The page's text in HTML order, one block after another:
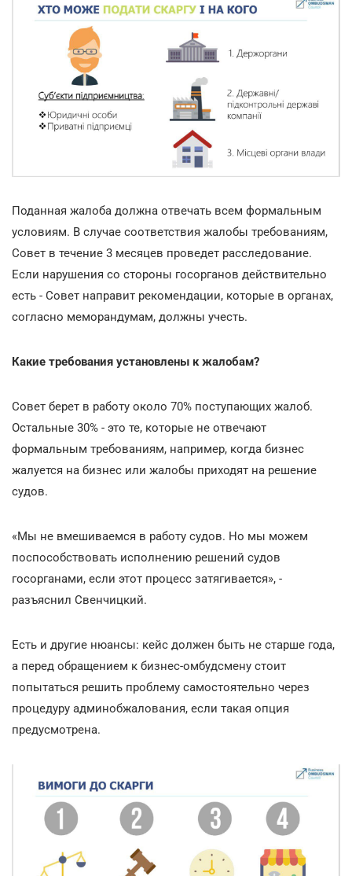
Поданная жалоба должна отвечать всем формальным
условиям. В случае соответствия жалобы требованиям,
Совет в течение 3 месяцев проведет расследование.
Если нарушения со стороны госорганов действительно
есть - Совет направит рекомендации, которые в органах,
согласно меморандумам, должны учесть.
Какие требования установлены к жалобам?
Совет берет в работу около 70% поступающих жалоб.
Остальные 30% - это те, которые не отвечают
формальным требованиям, например, когда бизнес
жалуется на бизнес или жалобы приходят на решение
судов.
«Мы не вмешиваемся в работу судов. Но мы можем
поспособствовать исполнению решений судов
госорганами, если этот процесс затягивается», -
разъяснил Свенчицкий.
Есть и другие нюансы: кейс должен быть не старше года,
а перед обращением к бизнес-омбудсмену стоит
попытаться решить проблему самостоятельно через
процедуру админобжалования, если такая опция
предусмотрена.